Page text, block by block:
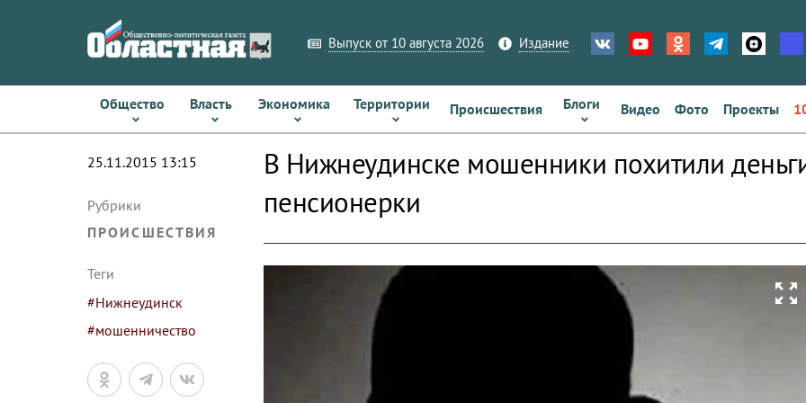
Выпуск от 10 августа 2026 Издание
Общество Власть Экономика Территории Происшествия Блоги Видео Фото Проекты
25.11.2015 13:15
Рубрики
ПРОИСШЕСТВИЯ
Теги
#Нижнеудинск
#мошенничество
В Нижнеудинске мошенники похитили
пенсионерки
zoom_out_map